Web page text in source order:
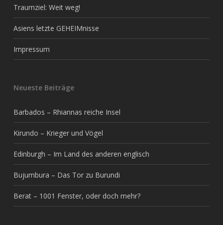
Traumziel: Weit weg!
Asiens letzte GEHEIMnisse
Impressum
Neueste Beiträge
Barbados – Rhiannas reiche Insel
Kirundo – Krieger und Vögel
Edinburgh – Im Land des anderen englisch
Bujumbura – Das Tor zu Burundi
Berat – 1001 Fenster, oder doch mehr?